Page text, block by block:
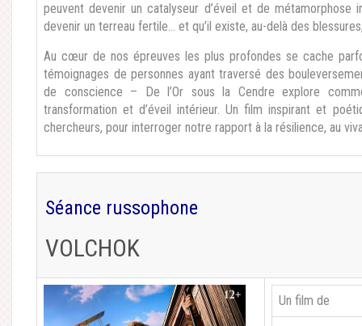
peuvent devenir un catalyseur d’éveil et de
devenir un terreau fertile… et qu’il existe, au-delà des
Au cœur de nos épreuves les plus profondes se cache
témoignages de personnes ayant traversé des
de conscience – De l’Or sous la Cendre explore
transformation et d’éveil intérieur. Un film inspirant et
chercheurs, pour interroger notre rapport à la résilience, au
Séance russophone
VOLCHOK
Un film de